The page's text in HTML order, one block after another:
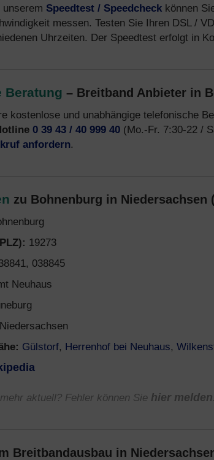
unserem Speedtest / Speedcheck können
messen. Testen Sie Ihren DSL /
Uhrzeiten. Der Speedtest erfolgt in
Beratung – Breitband Anbieter in
kostenlose und unabhängige telefonische
0 39 43 / 40 999 40 (Mo.-Fr. 7:30-22 /
anfordern.
zu Bohnenburg in Niedersachsen
19273
038845
Neuhaus
Niedersachsen
Gülstorf, Herrenhof bei Neuhaus,
aktuell? Fehler können Sie hier melden.
Breitbandausbau in